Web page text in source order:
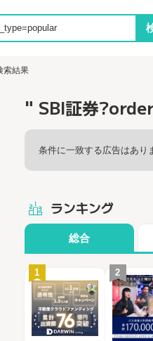
索結果
" SBI証券
条件に一致する広告はあり
ランキング
総合
1 2